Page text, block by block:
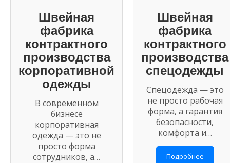
Швейная
фабрика
контрактного
производства
корпоративной
одежды
В современном
бизнесе
корпоративная
одежда — это не
просто форма
сотрудников, а…
Швейная
фабрика
контрактного
производства
спецодежды
Спецодежда — это
не просто рабочая
форма, а гарантия
безопасности,
комфорта и…
Подробнее